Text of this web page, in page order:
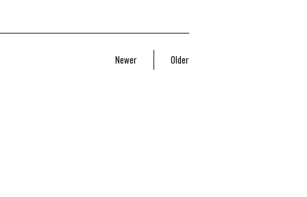
Newer Older